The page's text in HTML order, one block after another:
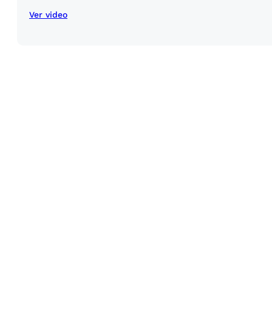
Ver video